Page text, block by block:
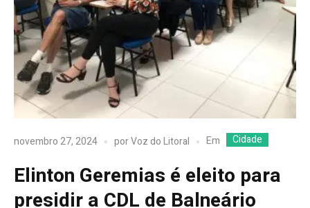
novembro 27, 2024 porVoz do Litoral Em Cidade
Elinton Geremias é eleito para
presidir a CDL de Balneário